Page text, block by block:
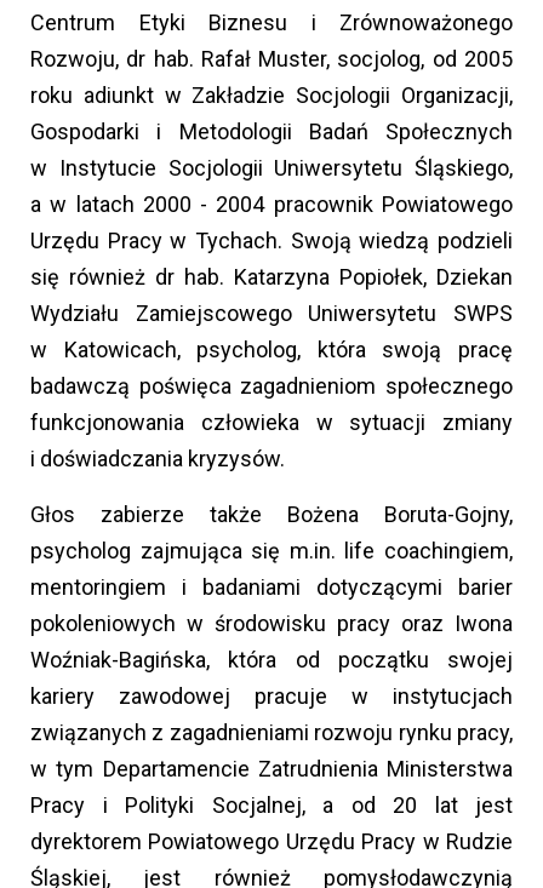
Centrum Etyki Biznesu i Zrównoważonego
Rozwoju, dr hab. Rafał Muster, socjolog, od 2005
roku adiunkt w Zakładzie Socjologii Organizacji,
Gospodarki i Metodologii Badań Społecznych
w Instytucie Socjologii Uniwersytetu Śląskiego,
a w latach 2000 - 2004 pracownik Powiatowego
Urzędu Pracy w Tychach. Swoją wiedzą podzieli
się również dr hab. Katarzyna Popiołek, Dziekan
Wydziału Zamiejscowego Uniwersytetu SWPS
w Katowicach, psycholog, która swoją pracę
badawczą poświęca zagadnieniom społecznego
funkcjonowania człowieka w sytuacji zmiany
i doświadczania kryzysów.
Głos zabierze także Bożena Boruta-Gojny,
psycholog zajmująca się m.in. life coachingiem,
mentoringiem i badaniami dotyczącymi barier
pokoleniowych w środowisku pracy oraz Iwona
Woźniak-Bagińska, która od początku swojej
kariery zawodowej pracuje w instytucjach
związanych z zagadnieniami rozwoju rynku pracy,
w tym Departamencie Zatrudnienia Ministerstwa
Pracy i Polityki Socjalnej, a od 20 lat jest
dyrektorem Powiatowego Urzędu Pracy w Rudzie
Śląskiej, jest również pomysłodawczynią